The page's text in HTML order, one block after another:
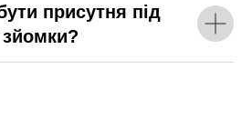
присутня під
зйомки?